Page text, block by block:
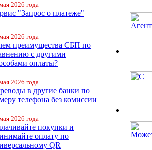
2026 года
"Запрос о платеже"
2026 года
преимущества СБП по
с другими
оплаты?
2026 года
в другие банки по
телефона без комиссии
2026 года
покупки и
оплату по
QR